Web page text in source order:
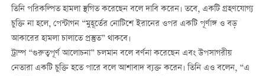
তিনি পরিকল্পিত হামলা স্থগিত করেছেন বলে দাবি করেন। তবে, একটি গ্রহণযোগ্য
চুক্তি না হলে, পেন্টাগন “মুহূর্তের নোটিশে ইরানের ওপর একটি পূর্ণাঙ্গ ও বড়
আকারের হামলা চালাতে প্রস্তুত” থাকবে।
ট্রাম্প “গুরুত্বপূর্ণ আলোচনা” চলমান বলে বর্ণনা করেছেন এবং উপসাগরীয়
নেতারা একটি চুক্তি হতে পারে বলে আশাবাদ ব্যক্ত করেন। তিনি এও বলেন, “এ